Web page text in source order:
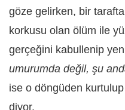
göze gelirken, bir
korkusu olan ölüm ile
gerçeğini kabullenip
umurumda değil, şu
ise o döngüden kurtulup
diyor.